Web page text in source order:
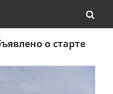
о старте